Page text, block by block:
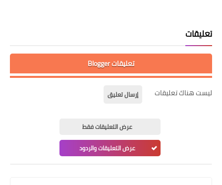
تعليقات
تعليقات Blogger
ليست هناك تعليقات إرسال تعليق
عرض التعليقات فقط
عرض التعليقات والردود